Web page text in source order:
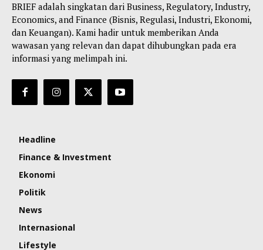
BRIEF adalah singkatan dari Business, Regulatory, Industry,
Economics, and Finance (Bisnis, Regulasi, Industri, Ekonomi,
dan Keuangan). Kami hadir untuk memberikan Anda
wawasan yang relevan dan dapat dihubungkan pada era
informasi yang melimpah ini.
Headline
Finance & Investment
Ekonomi
Politik
News
Internasional
Lifestyle